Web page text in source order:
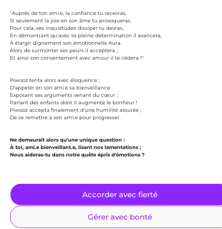
"Auprès de ton ami.e, la confiance tu recevras,
Si seulement la joie en son âme tu provoqueras.
Pour cela, ses inquiétudes dissiper tu devras,
En démontrant qu'avec ta pleine détermination il avancera,
À élargir dignement son émotionnelle Aura.
Alors de surmonter ses peurs il acceptera ;
Et ainsi son consentement avec amour il te cèdera !"
Piwooz tenta alors avec éloquence ;
D'appeler en son ami.e sa bienveillance.
Exposant ses arguments venant du cœur ;
Parlant des enfants dont il augmente le bonheur !
Piwooz accepta finalement d'une humilité assurée ;
De se remettre à son ami.e pour progresser.
Ne demeurait alors qu'une unique question :
À toi, ami.e bienveillant.e, lisant nos lamentations ;
Nous aideras-tu dans notre quête épris d'émotions ?
Accorder avec fierté
Gérer avec bonté